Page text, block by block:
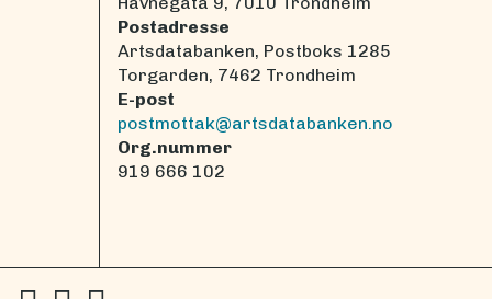
Postadresse
Artsdatabanken, Postboks 1285
Torgarden, 7462 Trondheim
E-post
postmottak@artsdatabanken.no
Org.nummer
919 666 102